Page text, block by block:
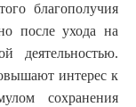
благополучия
после ухода на
деятельностью.
интерес к
сохранения